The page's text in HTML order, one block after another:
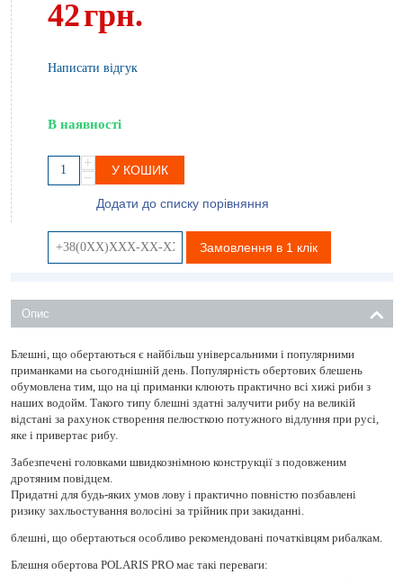
42грн.
Написати відгук
В наявності
+
−
У КОШИК
Додати до списку порівняння
Замовлення в 1 клік
Опис
Блешні, що обертаються є найбільш універсальними і популярними
приманками на сьогоднішній день. Популярність обертових блешень
обумовлена ​​тим, що на ці приманки клюють практично всі хижі риби з
наших водойм. Такого типу блешні здатні залучити рибу на великій
відстані за рахунок створення пелюсткою потужного відлуння при русі,
яке і привертає рибу.
Забезпечені головками швидкознімною конструкції з подовженим
дротяним повідцем.
Придатні для будь-яких умов лову і практично повністю позбавлені
ризику захльостування волосіні за трійник при закиданні.
блешні, що обертаються особливо рекомендовані початківцям рибалкам.
Блешня обертова POLARIS PRO має такі переваги: ​​